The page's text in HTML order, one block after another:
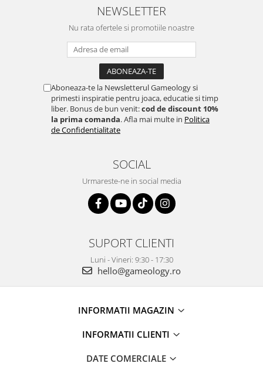
NEWSLETTER
Nu rata ofertele si promotiile noastre
Aboneaza-te la Newsletterul Gameology si
primesti inspiratie pentru joaca, educatie si timp
liber. Bonus de bun venit:cod de discount 10%
la prima comanda. Afla mai multe in Politica
de Confidentialitate
SOCIAL
Urmareste-ne in social media
SUPORT CLIENTI
Luni - Vineri: 9:30 - 17:30
hello@gameology.ro
INFORMATII MAGAZIN
INFORMATII CLIENTI
DATE COMERCIALE